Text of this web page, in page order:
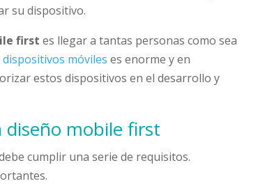
su dispositivo.
first es llegar a tantas personas como sea
dispositivos móviles es enorme y en
estos dispositivos en el desarrollo y
diseño mobile first
cumplir una serie de requisitos.